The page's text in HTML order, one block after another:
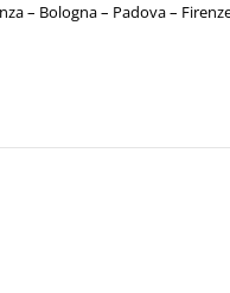
– Bologna – Padova –